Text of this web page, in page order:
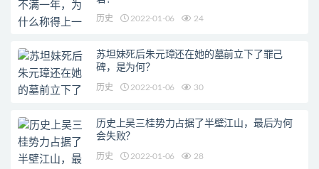
历史 2022-01-06 24
苏坦妹死后朱元璋还在她的墓前立下了罪己
碑，是为何？
历史 2022-01-06 30
历史上吴三桂势力占据了半壁江山，最后为何
会失败？
历史 2022-01-06 28